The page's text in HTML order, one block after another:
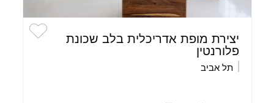
יצירת מופת אדריכלית בלב שכונת
פלורנטין
תל אביב